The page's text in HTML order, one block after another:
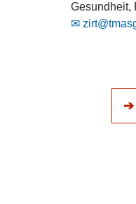
Gesundheit,
✉
➔